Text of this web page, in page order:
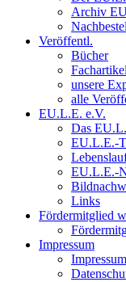
Archiv
Veröffentl.
Bücher
Fachartikel
unsere
alle
EU.L.E. e.V.
Das
EU.L.E.-
EU.L.E.-
Links
Fördermitglied
Impressum
Impressum